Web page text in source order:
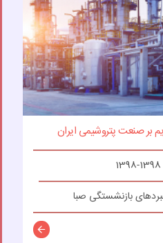
بر صنعت پتروشیمی ایران
بازنشستگی صبا